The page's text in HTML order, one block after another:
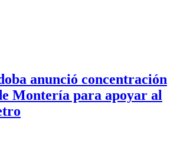
anunció concentración
Montería para apoyar al